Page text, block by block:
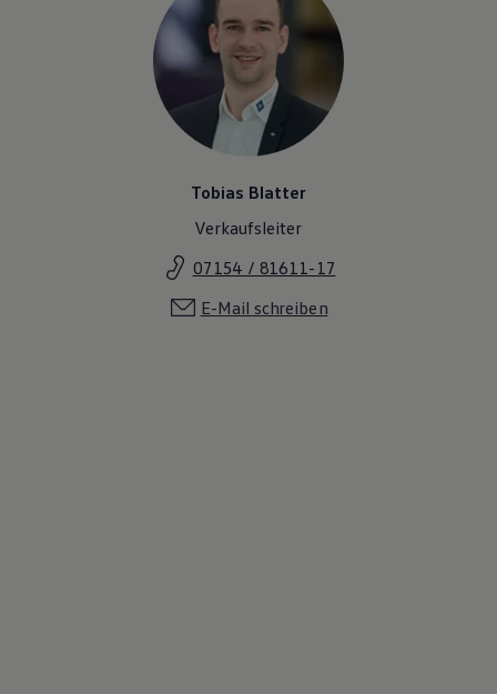
Tobias Blatter
Verkaufsleiter
07154 / 81611-17
E-Mail schreiben